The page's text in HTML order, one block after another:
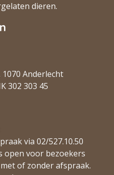
dieren.
1070 Anderlecht
302 303 45
via 02/527.10.50
open voor bezoekers
of zonder afspraak.